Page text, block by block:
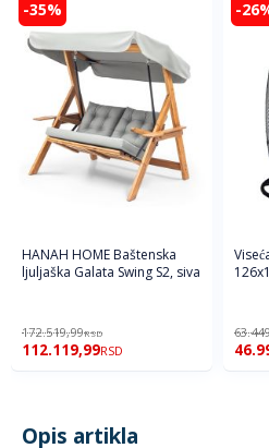
-35%
HANAH HOME Baštenska
ljuljaška Galata Swing S2, siva
172.519,99RSD
112.119,99RSD
-
Opis artikla